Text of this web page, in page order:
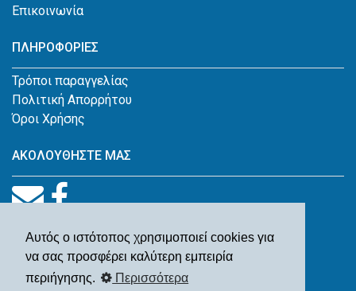
Αυτός ο ιστότοπος χρησιμοποιεί cookies για
να σας προσφέρει καλύτερη εμπειρία
περιήγησης.
Περισσότερα
Επικοινωνία
ΠΛΗΡΟΦΟΡΙΕΣ
Τρόποι παραγγελίας
Πολιτική Απορρήτου
Όροι Χρήσης
ΑΚΟΛΟΥΘΗΣΤΕ ΜΑΣ